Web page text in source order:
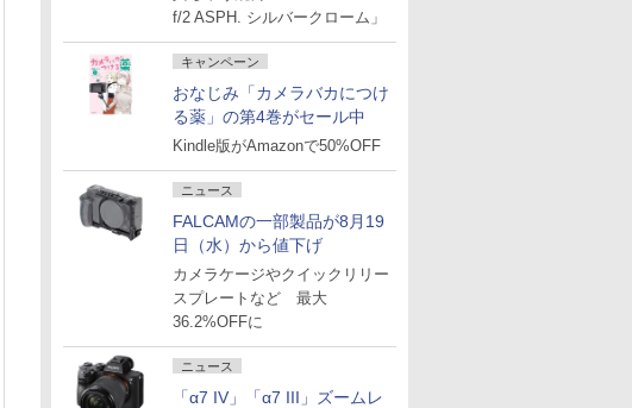
f/2 ASPH. シルバークローム」
キャンペーン
おなじみ「カメラバカにつけ
る薬」の第4巻がセール中
Kindle版がAmazonで50%OFF
ニュース
FALCAMの一部製品が8月19
日（水）から値下げ
カメラケージやクイックリリー
スプレートなど 最大
36.2%OFFに
ニュース
「α7 IV」「α7 III」ズームレ